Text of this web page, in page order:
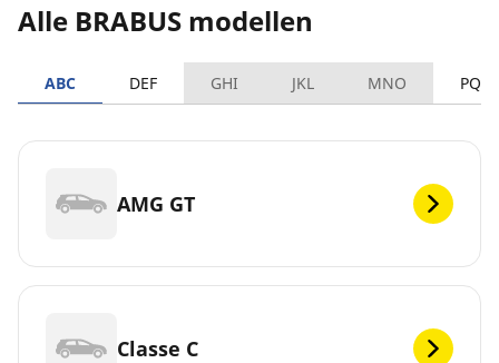
Alle BRABUS modellen
ABC DEF GHI JKL MNO PQRS
AMG GT
Classe C